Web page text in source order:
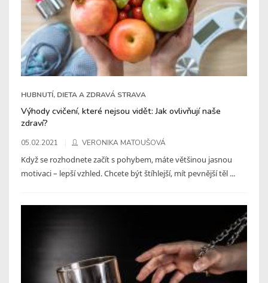
HUBNUTÍ, DIETA A ZDRAVÁ STRAVA
Výhody cvičení, které nejsou vidět: Jak ovlivňují naše
zdraví?
05.02.2021 VERONIKA MATOUŠOVÁ
Když se rozhodnete začít s pohybem, máte většinou jasnou
motivaci – lepší vzhled. Chcete být štíhlejší, mít pevnější těl ...